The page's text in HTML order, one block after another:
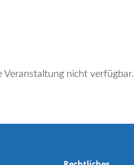
nicht verfügbar.